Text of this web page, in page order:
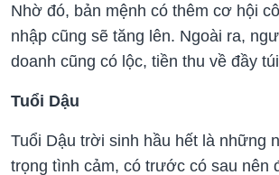
Nhờ đó, bản mệnh có thêm cơ hội
nhập cũng sẽ tăng lên. Ngoài ra,
doanh cũng có lộc, tiền thu về đầy
Tuổi Dậu
Tuổi Dậu trời sinh hầu hết là những
trọng tình cảm, có trước có sau nên